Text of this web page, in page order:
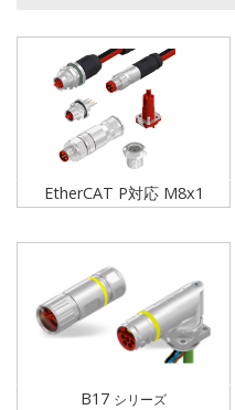
EtherCAT P対応 M8x1
B17 シリーズ